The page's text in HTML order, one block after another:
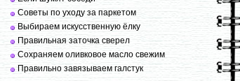
Советы по уходу за паркетом
Выбираем искусственную ёлку
Правильная заточка сверел
Сохраняем оливковое масло свежим
Правильно завязываем галстук